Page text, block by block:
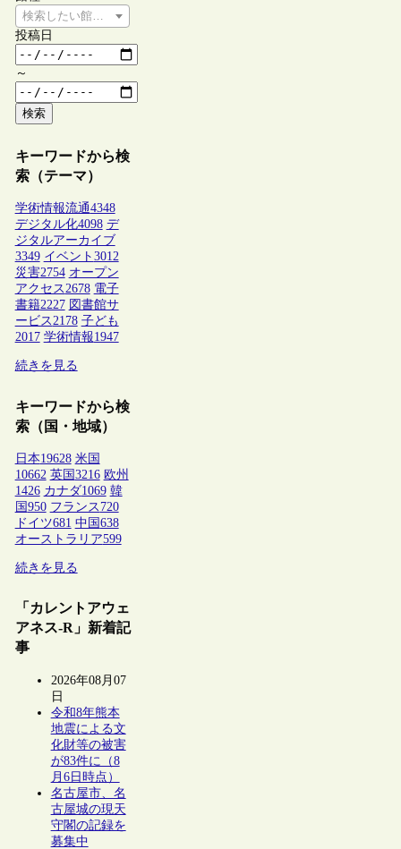
検索したい館種を選択してください
投稿日
～
検索
キーワードから検
索（テーマ）
学術情報流通4348
デジタル化4098 デ
ジタルアーカイブ
3349 イベント 3012
災害2754 オープン
アクセス2678 電子
書籍2227 図書館サ
ービス2178 子ども
2017 学術情報1947
続きを見る
キーワードから検
索（国・地域）
日本19628 米国
10662 英国 3216 欧州
1426 カナダ1069 韓
国 950 フランス 720
ドイツ681 中国 638
オーストラリア599
続きを見る
「カレントアウェ
アネス-R」新着記
事
2026年08月07
日
令和8年熊本
地震による文
化財等の被害
が83件に（8
月6日時点）
名古屋市、名
古屋城の現天
守閣の記録を
募集中